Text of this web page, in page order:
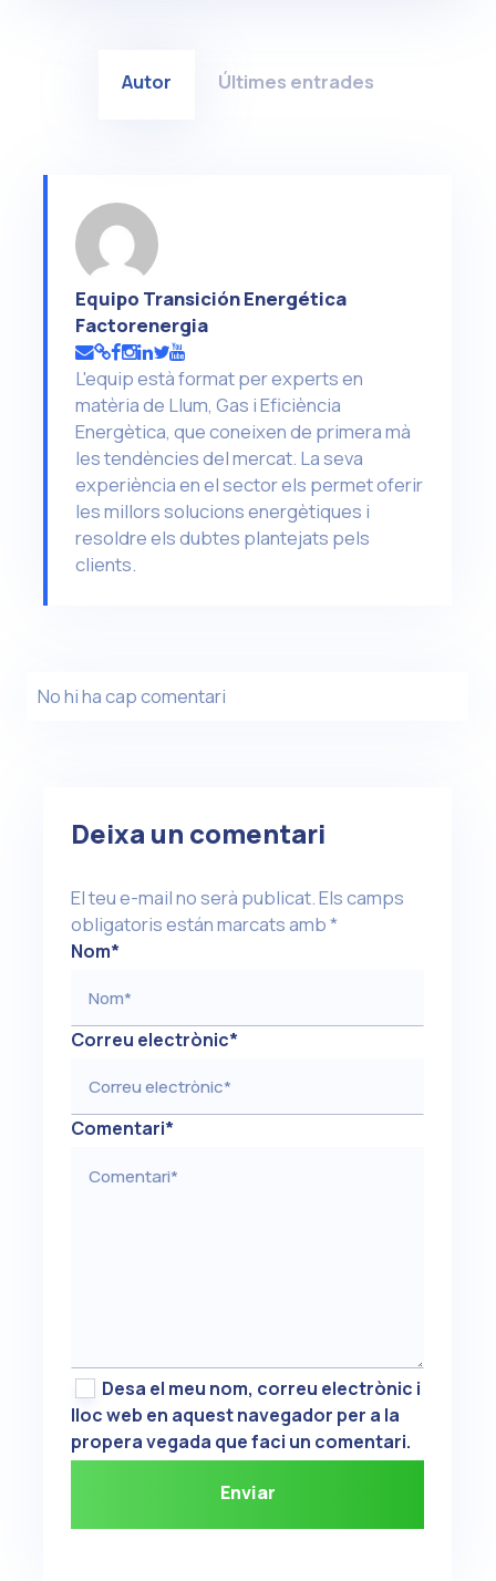
Autor Últimes entrades
Equipo Transición Energética
Factorenergia
L'equip està format per experts en
matèria de Llum, Gas i Eficiència
Energètica, que coneixen de primera mà
les tendències del mercat. La seva
experiència en el sector els permet oferir
les millors solucions energètiques i
resoldre els dubtes plantejats pels
clients.
No hi ha cap comentari
Deixa un comentari
El teu e-mail no serà publicat.Els camps
obligatoris están marcats amb*
Nom*
Correu electrònic*
Comentari*
Desa el meu nom, correu electrònic i
lloc web en aquest navegador per a la
propera vegada que faci un comentari.